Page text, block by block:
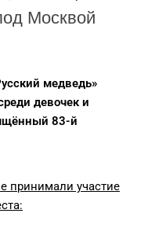
Москвой
медведь»
девочек и
83-й
принимали участие